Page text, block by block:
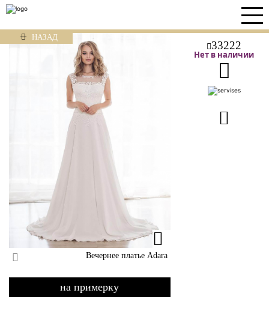
НАЗАД
33222
Нет в наличии
Вечернее платье Adara
на примерку